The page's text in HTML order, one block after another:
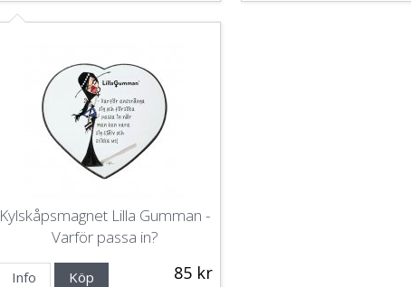
Kylskåpsmagnet Lilla Gumman -
Varför passa in?
85 kr
Info Köp